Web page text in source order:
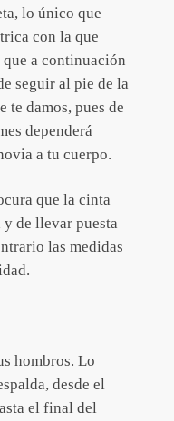
lo único que
con la que
que a continuación
seguir al pie de la
te damos, pues de
dependerá
a tu cuerpo.
que la cinta
y de llevar puesta
las medidas
hombros. Lo
desde el
el final del